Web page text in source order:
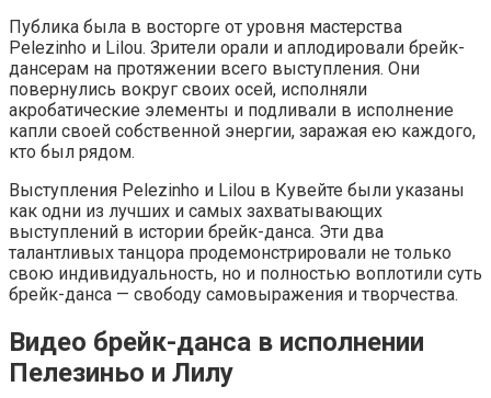
Публика была в восторге от уровня мастерства
Pelezinho и Lilou. Зрители орали и аплодировали брейк-
дансерам на протяжении всего выступления. Они
повернулись вокруг своих осей, исполняли
акробатические элементы и подливали в исполнение
капли своей собственной энергии, заражая ею каждого,
кто был рядом.
Выступления Pelezinho и Lilou в Кувейте были указаны
как одни из лучших и самых захватывающих
выступлений в истории брейк-данса. Эти два
талантливых танцора продемонстрировали не только
свою индивидуальность, но и полностью воплотили суть
брейк-данса — свободу самовыражения и творчества.
Видео брейк-данса в исполнении
Пелезиньо и Лилу